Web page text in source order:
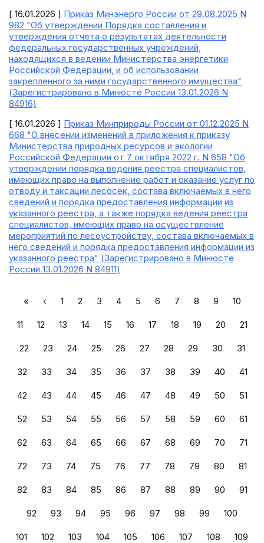
[ 16.01.2026 ] Приказ Минэнерго России от 29.08.2025 N
982 "Об утверждении Порядка составления и
утверждения отчета о результатах деятельности
федеральных государственных учреждений,
находящихся в ведении Министерства энергетики
Российской Федерации, и об использовании
закрепленного за ними государственного имущества"
(Зарегистрировано в Минюсте России 13.01.2026 N
84916)
[ 16.01.2026 ] Приказ Минприроды России от 01.12.2025 N
668 "О внесении изменений в приложения к приказу
Министерства природных ресурсов и экологии
Российской Федерации от 7 октября 2022 г. N 658 "Об
утверждении порядка ведения реестра специалистов,
имеющих право на выполнение работ и оказание услуг по
отводу и таксации лесосек, состава включаемых в него
сведений и порядка предоставления информации из
указанного реестра, а также порядка ведения реестра
специалистов, имеющих право на осуществление
мероприятий по лесоустройству, состава включаемых в
него сведений и порядка предоставления информации из
указанного реестра" (Зарегистрировано в Минюсте
России 13.01.2026 N 84911)
« ‹ 1 2 3 4 5 6 7 8 9 10
11 12 13 14 15 16 17 18 19 20 21
22 23 24 25 26 27 28 29 30 31
32 33 34 35 36 37 38 39 40 41
42 43 44 45 46 47 48 49 50 51
52 53 54 55 56 57 58 59 60 61
62 63 64 65 66 67 68 69 70 71
72 73 74 75 76 77 78 79 80 81
82 83 84 85 86 87 88 89 90 91
92 93 94 95 96 97 98 99 100
101 102 103 104 105 106 107 108 109